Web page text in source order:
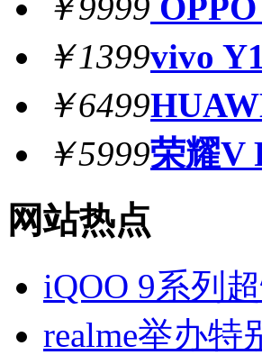
￥1399vivo
￥6499
￥5999荣耀V
网站热点
iQOO 9系列
realme举办特